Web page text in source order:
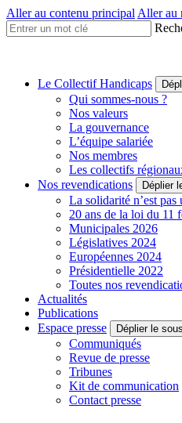
Aller au contenu principal Aller au
Une
Le Collectif Handicaps
Qui sommes-nous ?
Nos valeurs
La gouvernance
L’équipe salariée
Nos membres
Les collectifs
Nos revendications
Déplier
La solidarité n’est pas
20 ans de la loi du 11
Municipales 2026
Législatives 2024
Européennes 2024
Présidentielle 2022
Toutes nos
Actualités
Publications
Espace presse
Déplier le
Communiqués
Revue de presse
Tribunes
Kit de communication
Contact presse